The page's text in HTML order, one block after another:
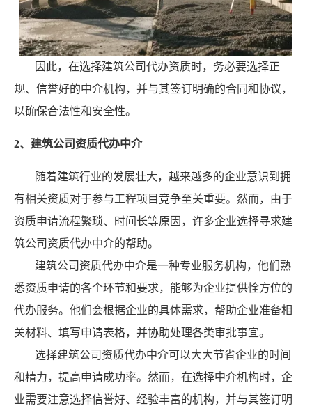
因此，在选择建筑公司代办资质时，务必要选择正
规、信誉好的中介机构，并与其签订明确的合同和协议，
以确保合法性和安全性。
2、建筑公司资质代办中介
随着建筑行业的发展壮大，越来越多的企业意识到拥
有相关资质对于参与工程项目竞争至关重要。然而，由于
资质申请流程繁琐、时间长等原因，许多企业选择寻求建
筑公司资质代办中介的帮助。
建筑公司资质代办中介是一种专业服务机构，他们熟
悉资质申请的各个环节和要求，能够为企业提供恮方位的
代办服务。他们会根据企业的具体需求，帮助企业准备相
关材料、填写申请表格，并协助处理各类审批事宜。
选择建筑公司资质代办中介可以大大节省企业的时间
和精力，提高申请成功率。然而，在选择中介机构时，企
业需要注意选择信誉好、经验丰富的机构，并与其签订明